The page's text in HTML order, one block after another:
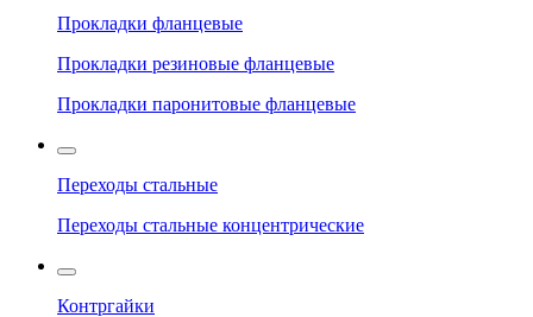
Прокладки фланцевые
Прокладки резиновые фланцевые
Прокладки паронитовые фланцевые
Переходы стальные
Переходы стальные концентрические
Контргайки